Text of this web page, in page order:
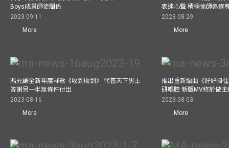
Boys成員師徒關係
2023-09-11
More
表達心聲 積極偷師追逐
2023-08-29
More
馮允謙全新年度冧歌《收到收到》 代普天下男士
答謝另一半無條件付出
2023-08-16
More
推出重新編曲《好好掛
研唱腔 新版MV終於做主
2023-08-03
More